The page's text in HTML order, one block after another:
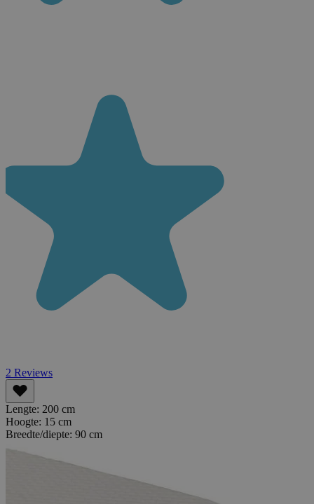
2 Reviews
Lengte: 200 cm
Hoogte: 15 cm
Breedte/diepte: 90 cm